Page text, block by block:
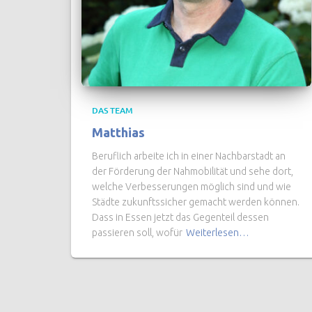
DAS TEAM
Matthias
Beruflich arbeite ich in einer Nachbarstadt an
der Förderung der Nahmobilität und sehe dort,
welche Verbesserungen möglich sind und wie
Städte zukunftssicher gemacht werden können.
Dass in Essen jetzt das Gegenteil dessen
passieren soll, wofür Weiterlesen…